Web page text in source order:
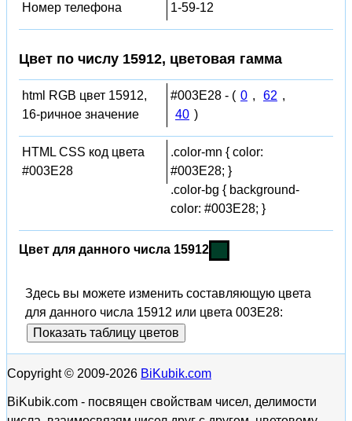
Номер телефона 1-59-12
Цвет по числу 15912, цветовая гамма
html RGB цвет 15912,
16-ричное значение
#003E28 - ( 0 , 62 ,
40 )
HTML CSS код цвета
#003E28
.color-mn { color:
#003E28; }
.color-bg { background-
color: #003E28; }
Цвет для данного числа 15912
Здесь вы можете изменить составляющую цвета
для данного числа 15912 или цвета 003E28:
Показать таблицу цветов
Copyright © 2009-2026 BiKubik.com
BiKubik.com - посвящен свойствам чисел, делимости